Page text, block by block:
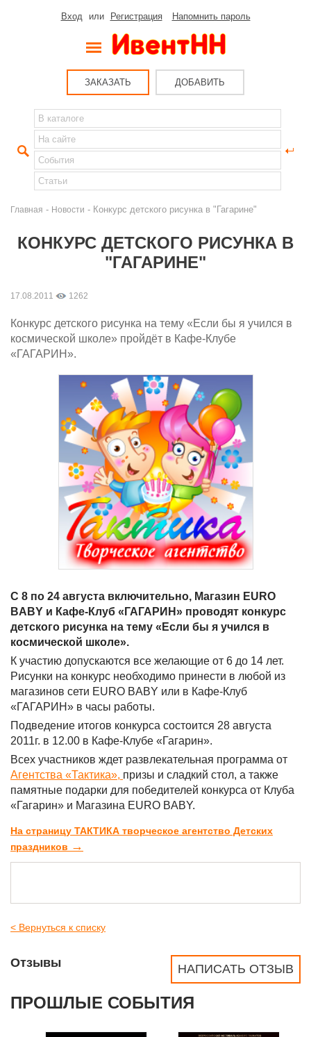
Вход или Регистрация Напомнить пароль
ЗАКАЗАТЬ ДОБАВИТЬ
Главная - Новости - Конкурс детского рисунка в "Гагарине"
КОНКУРС ДЕТСКОГО РИСУНКА В
"ГАГАРИНЕ"
17.08.2011 1262
Конкурс детского рисунка на тему «Если бы я учился в
космической школе» пройдёт в Кафе-Клубе
«ГАГАРИН».
С 8 по 24 августа включительно, Магазин EURO
BABY и Кафе-Клуб «ГАГАРИН» проводят конкурс
детского рисунка на тему «Если бы я учился в
космической школе».
К участию допускаются все желающие от 6 до 14 лет.
Рисунки на конкурс необходимо принести в любой из
магазинов сети EURO BABY или в Кафе-Клуб
«ГАГАРИН» в часы работы.
Подведение итогов конкурса состоится 28 августа
2011г. в 12.00 в Кафе-Клубе «Гагарин».
Всех участников ждет развлекательная программа от
Агентства «Тактика», призы и сладкий стол, а также
памятные подарки для победителей конкурса от Клуба
«Гагарин» и Магазина EURO BABY.
На страницу ТАКТИКА творческое агентство Детских
праздников →
< Вернуться к списку
НАПИСАТЬ ОТЗЫВ
Отзывы
ПРОШЛЫЕ СОБЫТИЯ